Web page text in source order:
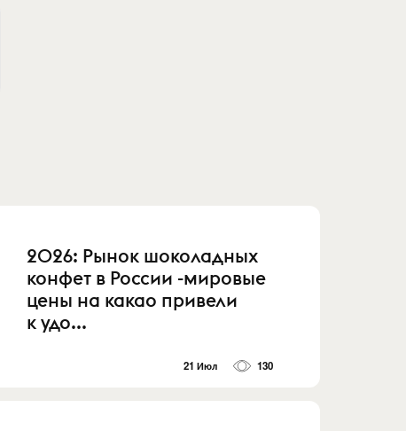
2026: Рынок шоколадных
конфет в России -мировые
цены на какао привели
к удо...
21 Июл 130